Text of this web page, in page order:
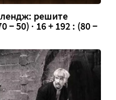
решите
− 50) · 16 + 192 : (80 −